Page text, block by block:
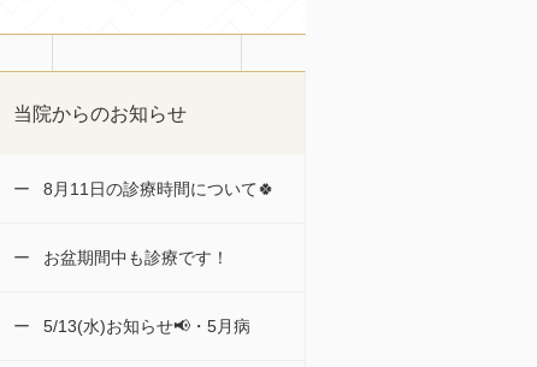
当院からのお知らせ
8月11日の診療時間について🍀
お盆期間中も診療です！
5/13(水)お知らせ📢・5月病